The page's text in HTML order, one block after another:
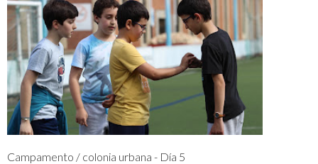
Campamento / colonia urbana - Día 5